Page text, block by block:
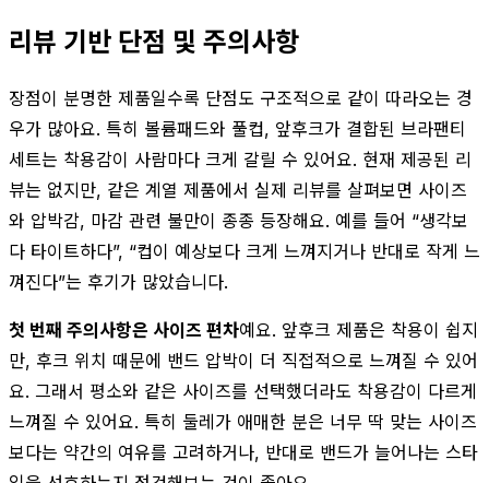
리뷰 기반 단점 및 주의사항
장점이 분명한 제품일수록 단점도 구조적으로 같이 따라오는 경
우가 많아요. 특히 볼륨패드와 풀컵, 앞후크가 결합된 브라팬티
세트는 착용감이 사람마다 크게 갈릴 수 있어요. 현재 제공된 리
뷰는 없지만, 같은 계열 제품에서 실제 리뷰를 살펴보면 사이즈
와 압박감, 마감 관련 불만이 종종 등장해요. 예를 들어 “생각보
다 타이트하다”, “컵이 예상보다 크게 느껴지거나 반대로 작게 느
껴진다”는 후기가 많았습니다.
첫 번째 주의사항은 사이즈 편차예요. 앞후크 제품은 착용이 쉽지
만, 후크 위치 때문에 밴드 압박이 더 직접적으로 느껴질 수 있어
요. 그래서 평소와 같은 사이즈를 선택했더라도 착용감이 다르게
느껴질 수 있어요. 특히 둘레가 애매한 분은 너무 딱 맞는 사이즈
보다는 약간의 여유를 고려하거나, 반대로 밴드가 늘어나는 스타